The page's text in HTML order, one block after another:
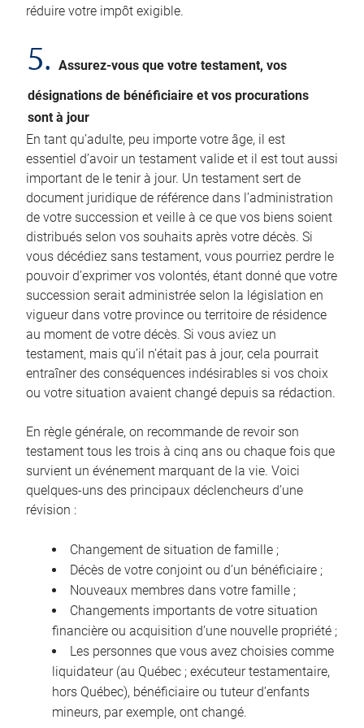
réduire votre impôt exigible.
5. Assurez-vous que votre testament, vos
désignations de bénéficiaire et vos procurations
sont à jour
En tant qu’adulte, peu importe votre âge, il est
essentiel d’avoir un testament valide et il est tout aussi
important de le tenir à jour. Un testament sert de
document juridique de référence dans l’administration
de votre succession et veille à ce que vos biens soient
distribués selon vos souhaits après votre décès. Si
vous décédiez sans testament, vous pourriez perdre le
pouvoir d’exprimer vos volontés, étant donné que votre
succession serait administrée selon la législation en
vigueur dans votre province ou territoire de résidence
au moment de votre décès. Si vous aviez un
testament, mais qu’il n’était pas à jour, cela pourrait
entraîner des conséquences indésirables si vos choix
ou votre situation avaient changé depuis sa rédaction.
En règle générale, on recommande de revoir son
testament tous les trois à cinq ans ou chaque fois que
survient un événement marquant de la vie. Voici
quelques-uns des principaux déclencheurs d’une
révision :
Changement de situation de famille ;
Décès de votre conjoint ou d’un bénéficiaire ;
Nouveaux membres dans votre famille ;
Changements importants de votre situation
financière ou acquisition d’une nouvelle propriété ;
Les personnes que vous avez choisies comme
liquidateur (au Québec ; exécuteur testamentaire,
hors Québec), bénéficiaire ou tuteur d’enfants
mineurs, par exemple, ont changé.